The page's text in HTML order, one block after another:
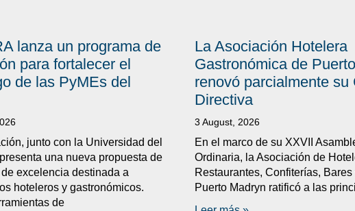
lanza un programa de
para fortalecer el
de las PyMEs del
junto con la Universidad del
una nueva propuesta de
excelencia destinada a
hoteleros y gastronómicos.
de
La Asociación Hotelera
Gastronómica de
renovó parcialmente su
Directiva
3 August, 2026
En el marco de su XXVII
Ordinaria, la Asociación de
Restaurantes, Confiterías,
Puerto Madryn ratificó a las